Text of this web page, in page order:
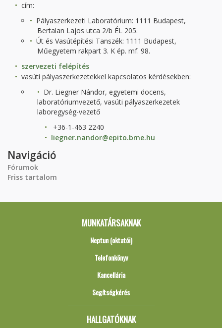
cím:
Pályaszerkezeti Laboratórium: 1111 Budapest,
Bertalan Lajos utca 2/b ÉL 205.
Út és Vasútépítési Tanszék: 1111 Budapest,
Műegyetem rakpart 3. K ép. mf. 98.
szervezeti felépítés
vasúti pályaszerkezetekkel kapcsolatos kérdésekben:
Dr. Liegner Nándor, egyetemi docens,
laboratóriumvezető, vasúti pályaszerkezetek
laboregység-vezető
+36-1-463 2240
liegner.nandor@epito.bme.hu
Navigáció
Fórumok
Friss tartalom
MUNKATÁRSAKNAK
Neptun (oktatói)
Telefonkönyv
Kancellária
Segítségkérés
HALLGATÓKNAK